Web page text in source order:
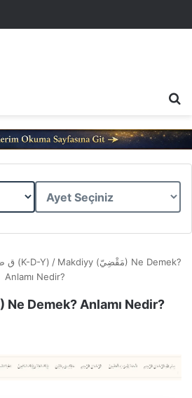
ق ض ي (K-D-Y) / Makdiyy (مَقْضِيّ) Ne Demek?
Anlamı Nedir?
Makdiyy (مَقْضِيّ) Ne Demek? Anlamı Nedir?